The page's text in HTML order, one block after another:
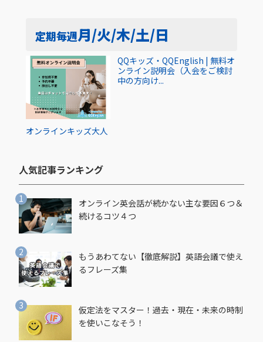
定期毎週月/火/木/土/日
オンラインキッズ大人
QQキッズ・QQEnglish | 無料オ
ンライン説明会（入会をご検討
中の方向け...
人気記事ランキング​
オンライン英会話が続かない主な要因６つ＆
続けるコツ４つ
もうあわてない【徹底解説】英語会議で使え
るフレーズ集
仮定法をマスター！過去・現在・未来の時制
を使いこなそう！